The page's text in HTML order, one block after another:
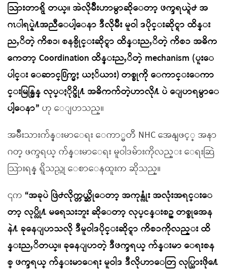
သြားတာရွိ တယ္။ အဲလိုမ်ိဳးဟာမွာဆိုေတာ့ ဖက္ဒရယ္ရဲ႕ အ
ဂၤါရပ္နဲ႔အညီေပါ့ေနာ ဒီလိုမ်ိဳး မူဝါ ဒပိုင္းဆိုင္ရာ ထိန္း
ညႇိတဲ့ ကိစၥ၊ စနစ္ပိုင္းဆိုင္ရာ ထိန္းညႇိတဲ့ ကိစၥ အဓိက
ကေတာ့ Coordination ထိန္းညႇိတဲ့ mechanism (ပူးေ
ပါင္း ေဆာင္႐ြက္မႈ ယႏၲယား) တစ္ခုကို ေကာင္းေကာ
င္းမြန္မြန္ လုပ္ႏိုင္ဖို႔ အဓိကက်တဲ့ဟာလို႔ ပဲ ေျပာရမွာေ
ပါ့ေနာ” ဟု ေျပာသည္။
အမ်ိဳးသားက်န္းမာေရး ေကာ္မတီ NHC အေနျဖင့္ အနာ
ဂတ္ ဖက္ဒရယ္ က်န္းမာေရး မူဝါဒမ်ားကိုလည္း ေရးဆြဲ
သြားရန္ ရွိသည္ဟု ေစာေနထူးက ဆိုသည္။
၎က “အခုပဲ ဖြဲ႕လိုက္တယ္ဆိုေတာ့ အကုန္လုံး အလုံးအရင္းေ
တာ့ လုပ္လို႔ မရေသးဘူး ဆိုေတာ့ လုပ္ငန္းစဥ္ တစ္ခုအေန
နဲ႔ ခုနေျပာသလို ဒီမူဝါဒပိုင္းဆိုင္ရာ ကိစၥကိုလည္း ထိ
န္းညႇိတယ္။ ခုနေျပာတဲ့ ဒီဖက္ဒရယ္ က်န္းမာ ေရးစန
စ္ ဖက္ဒရယ္ က်န္းမာေရး မူဝါဒ ဒီလိုဟာေတြ လုပ္သြားဖို႔ေ